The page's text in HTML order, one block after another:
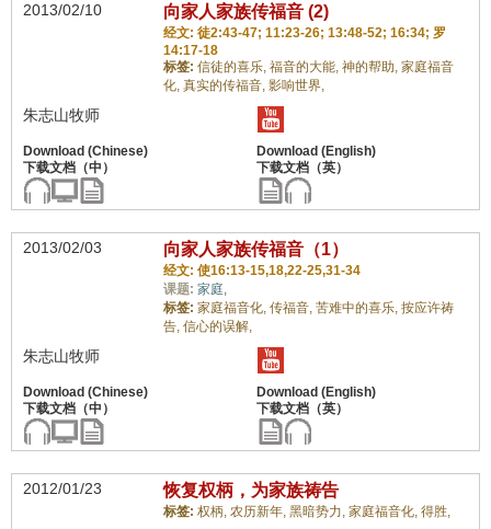
2013/02/10 向家人家族传福音 (2)
经文: 徒2:43-47; 11:23-26; 13:48-52; 16:34; 罗
14:17-18
标签: 信徒的喜乐, 福音的大能, 神的帮助, 家庭福音
化, 真实的传福音, 影响世界,
朱志山牧师
2013/02/03 向家人家族传福音（1）
经文: 使16:13-15,18,22-25,31-34
课题: 家庭,
标签: 家庭福音化, 传福音, 苦难中的喜乐, 按应许祷
告, 信心的误解,
朱志山牧师
2012/01/23 恢复权柄，为家族祷告
标签: 权柄, 农历新年, 黑暗势力, 家庭福音化, 得胜,